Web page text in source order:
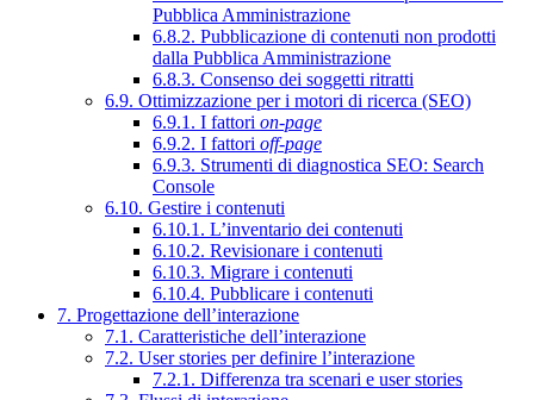
Pubblica Amministrazione
6.8.2. Pubblicazione di contenuti non prodotti
dalla Pubblica Amministrazione
6.8.3. Consenso dei soggetti ritratti
6.9. Ottimizzazione per i motori di ricerca (SEO)
6.9.1. I fattori on-page
6.9.2. I fattori off-page
6.9.3. Strumenti di diagnostica SEO: Search
Console
6.10. Gestire i contenuti
6.10.1. L’inventario dei contenuti
6.10.2. Revisionare i contenuti
6.10.3. Migrare i contenuti
6.10.4. Pubblicare i contenuti
7. Progettazione dell’interazione
7.1. Caratteristiche dell’interazione
7.2. User stories per definire l’interazione
7.2.1. Differenza tra scenari e user stories